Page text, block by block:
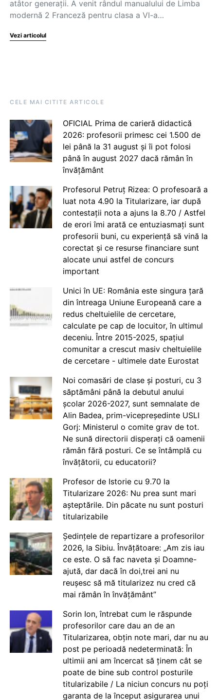
atâtor generații. A venit rândul manualului de Limba
modernă 2 Franceză pentru clasa a VI-a…
Vezi articolul
CELE MAI CITITE ARTICOLE
OFICIAL Prima de carieră didactică
2026: profesorii primesc cei 1.500 de
lei până la 31 august și îi pot folosi
până în august 2027 dacă rămân în
învățământ
Profesorul Petruț Rizea: O profesoară a
luat nota 4.90 la Titularizare, iar după
contestații nota a ajuns la 8.70 / Astfel
de erori îmi arată ce entuziasmați sunt
profesorii buni, cu experiență să vină la
corectat și ce resurse financiare sunt
alocate unui astfel de concurs
important
Unici în UE: România este singura țară
din întreaga Uniune Europeană care a
redus cheltuielile de cercetare,
calculate pe cap de locuitor, în ultimul
deceniu. Între 2015-2025, spațiul
comunitar a crescut masiv cheltuielile
de cercetare - ultimele date Eurostat
Noi comasări de clase și posturi, cu 3
săptămâni până la debutul anului
școlar 2026-2027, sunt semnalate de
Alin Badea, prim-vicepreședinte USLI
Gorj: Ministerul o comite grav de tot.
Ne sună directorii disperați că oamenii
rămân fără posturi. Ce se întâmplă cu
învățătorii, cu educatorii?
Profesor de Istorie cu 9.70 la
Titularizare 2026: Nu prea sunt mari
așteptările. Din păcate nu sunt posturi
titularizabile
Ședințele de repartizare a profesorilor
2026, la Sibiu. Învățătoare: „Am zis iau
ce este. O să fac naveta și Doamne-
ajută, dar dacă în doi,trei ani nu
reușesc să mă titularizez nu cred că
mai rămân în învățământ”
Sorin Ion, întrebat cum le răspunde
profesorilor care dau an de an
Titularizarea, obțin note mari, dar nu au
post pe perioadă nedeterminată: În
ultimii ani am încercat să ținem cât se
poate de bine sub control posturile
titularizabile / La niciun concurs nu poți
garanta de la început asigurarea unui